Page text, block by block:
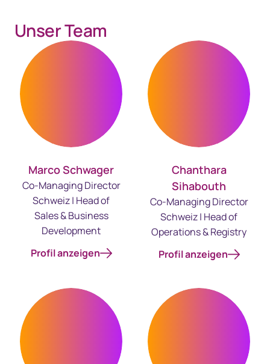
Unser Team
Marco Schwager
Co-Managing Director
Schweiz | Head of
Sales & Business
Development
Profil anzeigen
Chanthara
Sihabouth
Co-Managing Director
Schweiz | Head of
Operations & Registry
Profil anzeigen